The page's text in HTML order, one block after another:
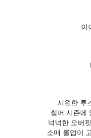
아
시원한 루
썸머 시즌에
넉넉한 오버
소매 롤업이